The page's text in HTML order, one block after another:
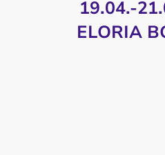
19.04.-
ELORIA